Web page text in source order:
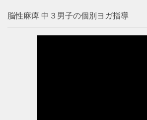
脳性麻痺 中３男子の個別ヨガ指導